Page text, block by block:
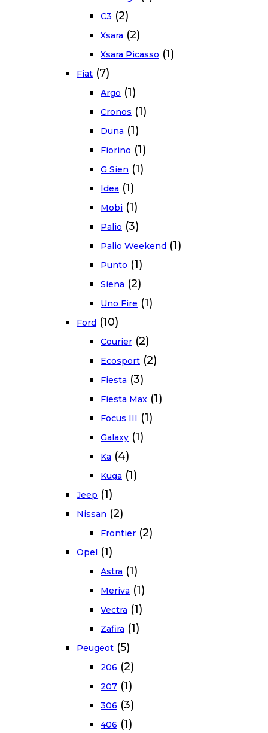
C3 (2)
Xsara (2)
Xsara Picasso (1)
Fiat (7)
Argo (1)
Cronos (1)
Duna (1)
Fiorino (1)
G Sien (1)
Idea (1)
Mobi (1)
Palio (3)
Palio Weekend (1)
Punto (1)
Siena (2)
Uno Fire (1)
Ford (10)
Courier (2)
Ecosport (2)
Fiesta (3)
Fiesta Max (1)
Focus III (1)
Galaxy (1)
Ka (4)
Kuga (1)
Jeep (1)
Nissan (2)
Frontier (2)
Opel (1)
Astra (1)
Meriva (1)
Vectra (1)
Zafira (1)
Peugeot (5)
206 (2)
207 (1)
306 (3)
406 (1)